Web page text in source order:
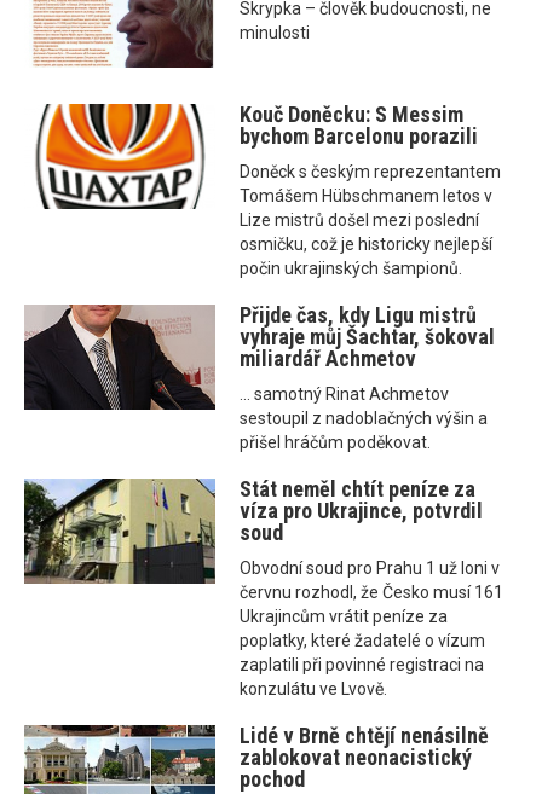
Skrypka – člověk budoucnosti, ne
minulosti
Kouč Doněcku: S Messim
bychom Barcelonu porazili
Doněck s českým reprezentantem
Tomášem Hübschmanem letos v
Lize mistrů došel mezi poslední
osmičku, což je historicky nejlepší
počin ukrajinských šampionů.
Přijde čas, kdy Ligu mistrů
vyhraje můj Šachtar, šokoval
miliardář Achmetov
... samotný Rinat Achmetov
sestoupil z nadoblačných výšin a
přišel hráčům poděkovat.
Stát neměl chtít peníze za
víza pro Ukrajince, potvrdil
soud
Obvodní soud pro Prahu 1 už loni v
červnu rozhodl, že Česko musí 161
Ukrajincům vrátit peníze za
poplatky, které žadatelé o vízum
zaplatili při povinné registraci na
konzulátu ve Lvově.
Lidé v Brně chtějí nenásilně
zablokovat neonacistický
pochod